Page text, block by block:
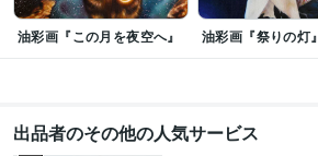
油彩画『この月を夜空へ』 油彩画『祭りの灯』
出品者のその他の人気サービス